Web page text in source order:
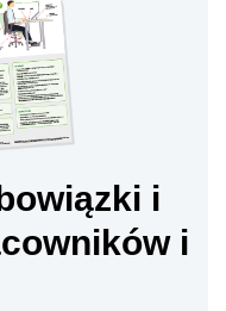
i
i